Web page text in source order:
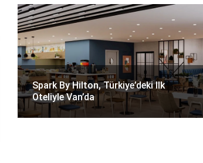
Spark By Hilton, Türkiye’deki Ilk
Oteliyle Van’da